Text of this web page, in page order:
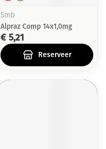
Smb
Alpraz Comp 14x1,0mg
€ 5,21
Reserveer